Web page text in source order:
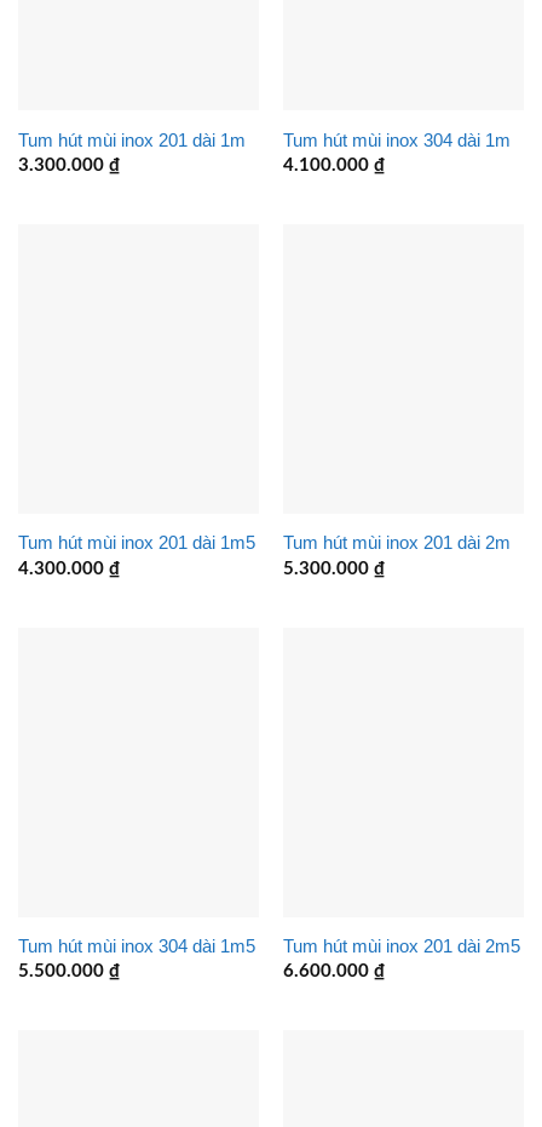
Tum hút mùi inox 201 dài 1m
3.300.000 ₫
Tum hút mùi inox 304 dài 1m
4.100.000 ₫
Tum hút mùi inox 201 dài 1m5
4.300.000 ₫
Tum hút mùi inox 201 dài 2m
5.300.000 ₫
Tum hút mùi inox 304 dài 1m5
5.500.000 ₫
Tum hút mùi inox 201 dài 2m5
6.600.000 ₫